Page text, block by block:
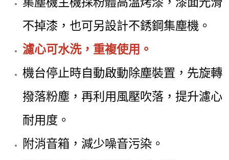
不掉漆，也可另設計不銹鋼集塵機。
濾心可水洗，重複使用。
機台停止時自動啟動除塵裝置，先旋轉
撥落粉塵，再利用風壓吹落，提升濾心
耐用度。
附消音箱，減少噪音污染。